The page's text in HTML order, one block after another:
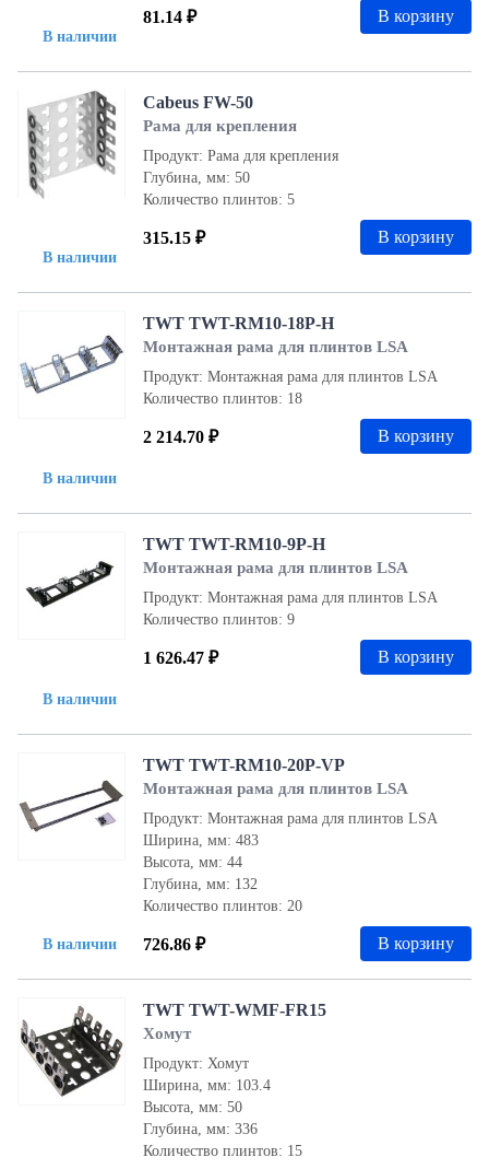
В наличии
81.14 ₽ В корзину
В наличии
Cabeus FW-50
Рама для крепления
Продукт: Рама для крепления
Глубина, мм: 50
Количество плинтов: 5
315.15 ₽ В корзину
В наличии
TWT TWT-RM10-18P-H
Монтажная рама для плинтов LSA
Продукт: Монтажная рама для плинтов LSA
Количество плинтов: 18
2 214.70 ₽ В корзину
В наличии
TWT TWT-RM10-9P-H
Монтажная рама для плинтов LSA
Продукт: Монтажная рама для плинтов LSA
Количество плинтов: 9
1 626.47 ₽ В корзину
В наличии
TWT TWT-RM10-20P-VP
Монтажная рама для плинтов LSA
Продукт: Монтажная рама для плинтов LSA
Ширина, мм: 483
Высота, мм: 44
Глубина, мм: 132
Количество плинтов: 20
726.86 ₽ В корзину
TWT TWT-WMF-FR15
Хомут
Продукт: Хомут
Ширина, мм: 103.4
Высота, мм: 50
Глубина, мм: 336
Количество плинтов: 15